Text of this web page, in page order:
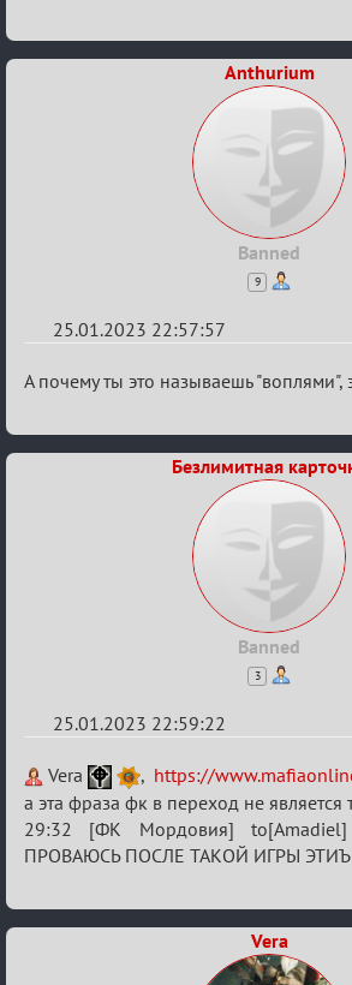
Anthurium
Banned
9
25.01.2023 22:57:57
Re:
«Justice»
А почему ты это называешь "воплями",
Безлимитная
Banned
3
25.01.2023 22:59:22
Re:
Обсуждение
«Justice»
Vera , https://
а эта фраза фк в переход не
29:32 [ФК Мордовия]
ПРОВАЮСЬ ПОСЛЕ ТАКОЙ ИГРЫ
Vera